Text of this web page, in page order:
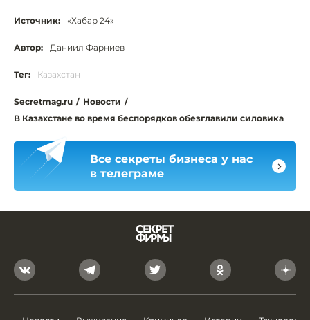
Источник: «Хабар 24»
Автор: Даниил Фарниев
Тег: Казахстан
Secretmag.ru / Новости /
В Казахстане во время беспорядков обезглавили силовика
Все секреты бизнеса у нас
в телеграме